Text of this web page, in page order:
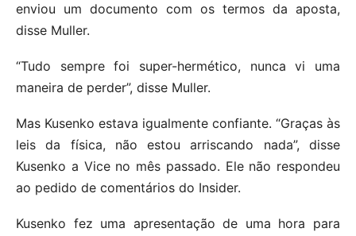
enviou um documento com os termos da aposta,
disse Muller.
“Tudo sempre foi super-hermético, nunca vi uma
maneira de perder”, disse Muller.
Mas Kusenko estava igualmente confiante. “Graças às
leis da física, não estou arriscando nada”, disse
Kusenko a Vice no mês passado. Ele não respondeu
ao pedido de comentários do Insider.
Kusenko fez uma apresentação de uma hora para